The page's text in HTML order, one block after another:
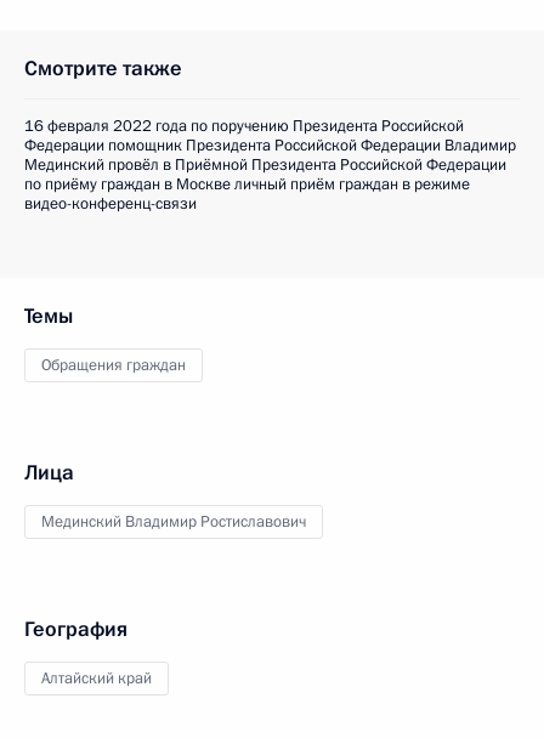
Смотрите также
16 февраля 2022 года по поручению Президента Российской
Федерации помощник Президента Российской Федерации Владимир
Мединский провёл в Приёмной Президента Российской Федерации
по приёму граждан в Москве личный приём граждан в режиме
видео-конференц-связи
Темы
Обращения граждан
Лица
Мединский Владимир Ростиславович
География
Алтайский край